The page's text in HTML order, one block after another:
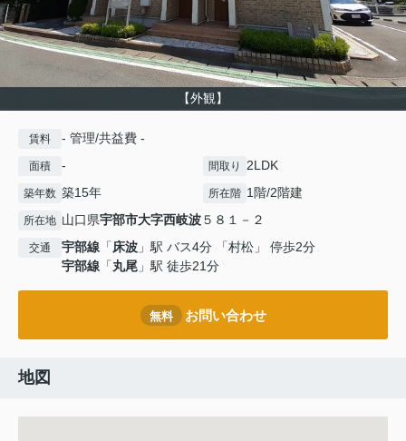
【外観】
賃料 - 管理/共益費 -
面積 - 間取り 2LDK
築年数 築15年 所在階 1階/2階建
所在地 山口県宇部市大字西岐波５８１－２
交通 宇部線 「床波 」駅 バス4分 「村松」 停歩2分
宇部線 「丸尾 」駅 徒歩21分
無料 お問い合わせ
地図